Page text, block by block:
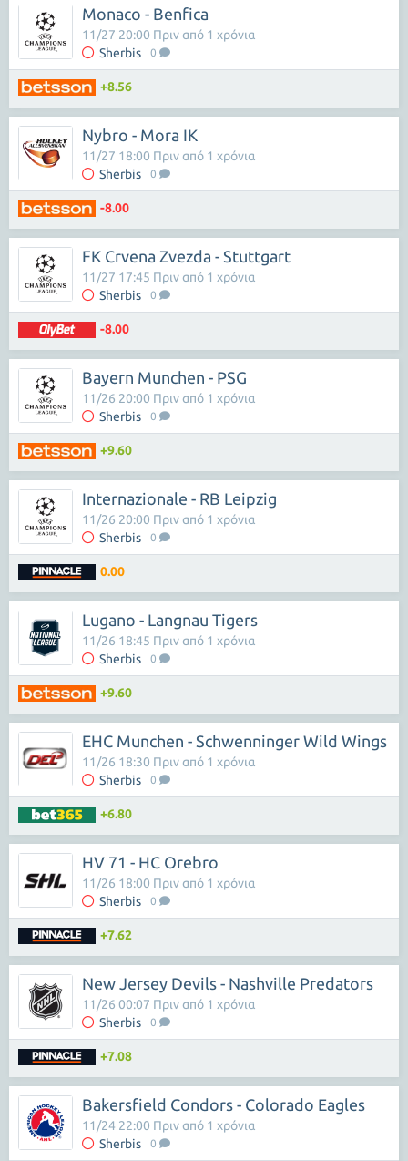
Monaco - Benfica
Sherbis 0
11/27 20:00 Πριν από 1 χρόνια
+8.56
Nybro - Mora IK
Sherbis 0
11/27 18:00 Πριν από 1 χρόνια
-8.00
FK Crvena Zvezda - Stuttgart
Sherbis 0
11/27 17:45 Πριν από 1 χρόνια
-8.00
Bayern Munchen - PSG
Sherbis 0
11/26 20:00 Πριν από 1 χρόνια
+9.60
Internazionale - RB Leipzig
Sherbis 0
11/26 20:00 Πριν από 1 χρόνια
0.00
Lugano - Langnau Tigers
Sherbis 0
11/26 18:45 Πριν από 1 χρόνια
+9.60
EHC Munchen - Schwenninger Wild Wings
Sherbis 0
11/26 18:30 Πριν από 1 χρόνια
+6.80
HV 71 - HC Orebro
Sherbis 0
11/26 18:00 Πριν από 1 χρόνια
+7.62
New Jersey Devils - Nashville Predators
Sherbis 0
11/26 00:07 Πριν από 1 χρόνια
+7.08
Bakersfield Condors - Colorado Eagles
Sherbis 0
11/24 22:00 Πριν από 1 χρόνια